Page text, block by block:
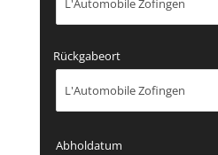
Rückgabeort
Abholdatum